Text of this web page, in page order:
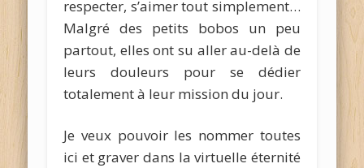
respecter, s’aimer tout simplement…
Malgré des petits bobos un peu
partout, elles ont su aller au-delà de
leurs douleurs pour se dédier
totalement à leur mission du jour.
Je veux pouvoir les nommer toutes
ici et graver dans la virtuelle éternité